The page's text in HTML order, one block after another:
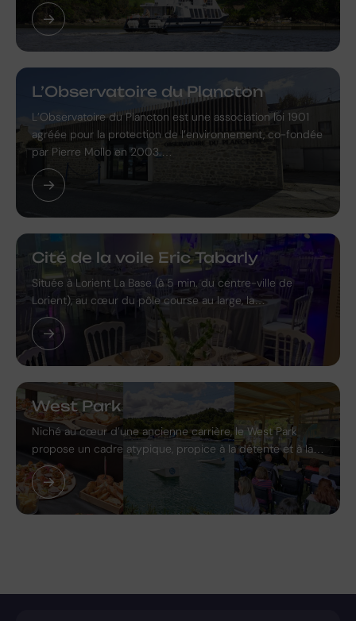
L’Observatoire du Plancton
L’Observatoire du Plancton est une association loi 1901
agréée pour la protection de l’environnement, co-fondée
par Pierre Mollo en 2003.…
Cité de la voile Eric Tabarly
Située à Lorient La Base (à 5 min. du centre-ville de
Lorient), au cœur du pôle course au large, la…
West Park
Niché au cœur d’une ancienne carrière, le West Park
propose un cadre atypique, propice à la détente et à la…